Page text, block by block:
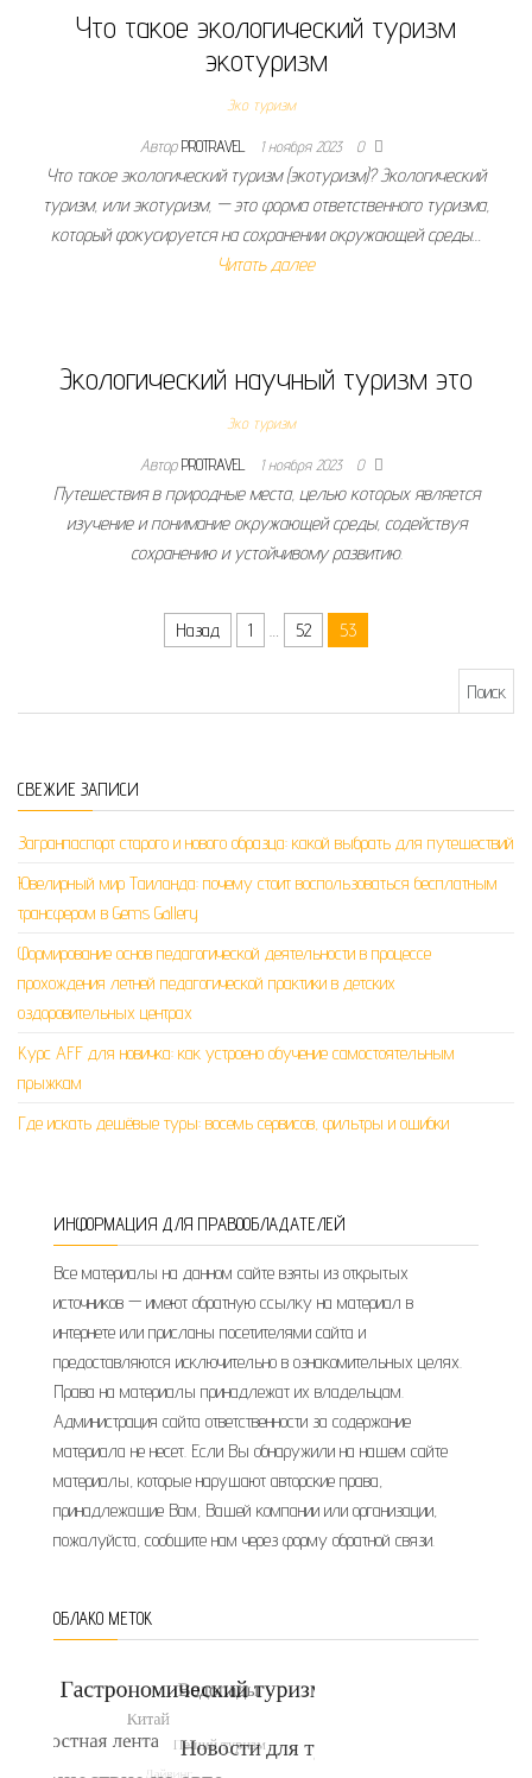
Что такое экологический туризм
экотуризм
Эко туризм
АвторPROTRAVEL 1 ноября 2023 0
Что такое экологический туризм (экотуризм)? Экологический
туризм, или экотуризм, — это форма ответственного туризма,
который фокусируется на сохранении окружающей среды…
Читать далее
Экологический научный туризм это
Эко туризм
АвторPROTRAVEL 1 ноября 2023 0
Путешествия в природные места, целью которых является
изучение и понимание окружающей среды, содействуя
сохранению и устойчивому развитию.
Пагинация записей
Назад 1 … 52 53
СВЕЖИЕ ЗАПИСИ
Загранпаспорт старого и нового образца: какой выбрать для путешествий
Ювелирный мир Таиланда: почему стоит воспользоваться бесплатным
трансфером в Gems Gallery
Формирование основ педагогической деятельности в процессе
прохождения летней педагогической практики в детских
оздоровительных центрах
Курс AFF для новичка: как устроено обучение самостоятельным
прыжкам
Где искать дешёвые туры: восемь сервисов, фильтры и ошибки
ИНФОРМАЦИЯ ДЛЯ ПРАВООБЛАДАТЕЛЕЙ
Все материалы на данном сайте взяты из открытых
источников — имеют обратную ссылку на материал в
интернете или присланы посетителями сайта и
предоставляются исключительно в ознакомительных целях.
Права на материалы принадлежат их владельцам.
Администрация сайта ответственности за содержание
материала не несет. Если Вы обнаружили на нашем сайте
материалы, которые нарушают авторские права,
принадлежащие Вам, Вашей компании или организации,
пожалуйста, сообщите нам через форму обратной связи.
ОБЛАКО МЕТОК